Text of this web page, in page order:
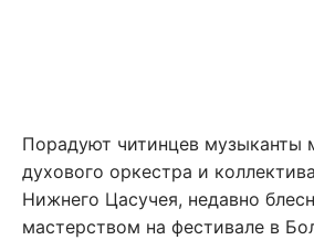
Порадуют читинцев музыканты
духового оркестра и
Нижнего Цасучея, недавно
мастерством на фестивале в